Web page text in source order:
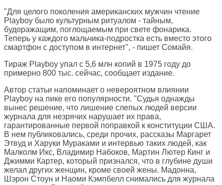
"Для целого поколения американских мужчин чтение
Playboy было культурным ритуалом - тайным,
будоражащим, поглощаемым при свете фонарика.
Теперь у каждого мальчика-подростка есть вместо этого
смартфон с доступом в интернет", - пишет Сомайя.
Тираж Playboy упал с 5,6 млн копий в 1975 году до
примерно 800 тыс. сейчас, сообщает издание.
Автор статьи напоминает о невероятном влиянии
Playboy на пике его популярности. "Судья однажды
вынес решение, что лишение слепых людей версии
журнала для незрячих нарушает их права,
гарантированные первой поправкой к конституции США.
В нем публиковались, среди прочих, рассказы Маргарет
Этвуд и Харуки Мураками и интервью таких людей, как
Малколм Икс, Владимир Набоков, Мартин Лютер Кинг и
Джимми Картер, который признался, что в глубине души
желал других женщин, кроме своей жены. Мадонна,
Шэрон Стоун и Наоми Кэмпбелл снимались для журнала